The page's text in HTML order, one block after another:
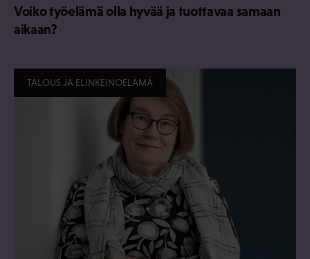
Voiko työelämä olla hyvää ja tuottavaa samaan
aikaan?
TALOUS JA ELINKEINOELÄMÄ